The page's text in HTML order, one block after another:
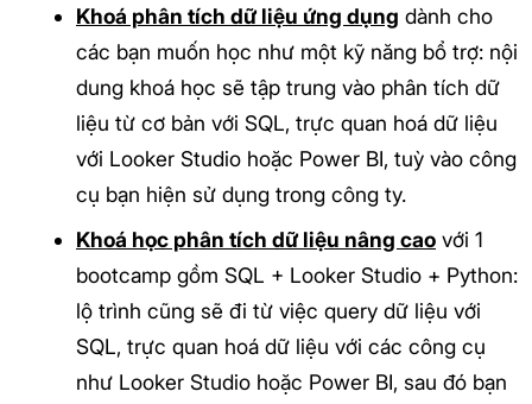
Khoá phân tích dữ liệu ứng dụng dành cho
các bạn muốn học như một kỹ năng bổ trợ: nội
dung khoá học sẽ tập trung vào phân tích dữ
liệu từ cơ bản với SQL, trực quan hoá dữ liệu
với Looker Studio hoặc Power BI, tuỳ vào công
cụ bạn hiện sử dụng trong công ty.
Khoá học phân tích dữ liệu nâng cao với 1
bootcamp gồm SQL + Looker Studio + Python:
lộ trình cũng sẽ đi từ việc query dữ liệu với
SQL, trực quan hoá dữ liệu với các công cụ
như Looker Studio hoặc Power BI, sau đó bạn